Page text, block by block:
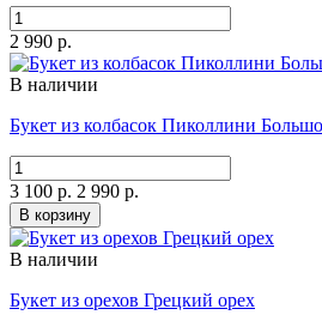
2 990 р.
В наличии
Букет из колбасок Пиколлини
3 100 р. 2 990 р.
В корзину
В наличии
Букет из орехов Грецкий орех